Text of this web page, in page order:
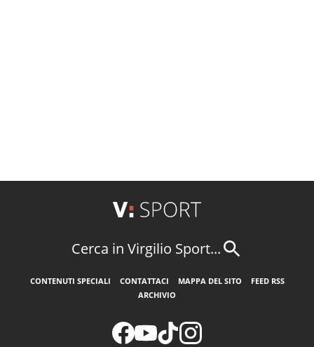
Cerca in Virgilio Sport...
CONTENUTI SPECIALI CONTATTACI MAPPA DEL SITO
FEED RSS
ARCHIVIO